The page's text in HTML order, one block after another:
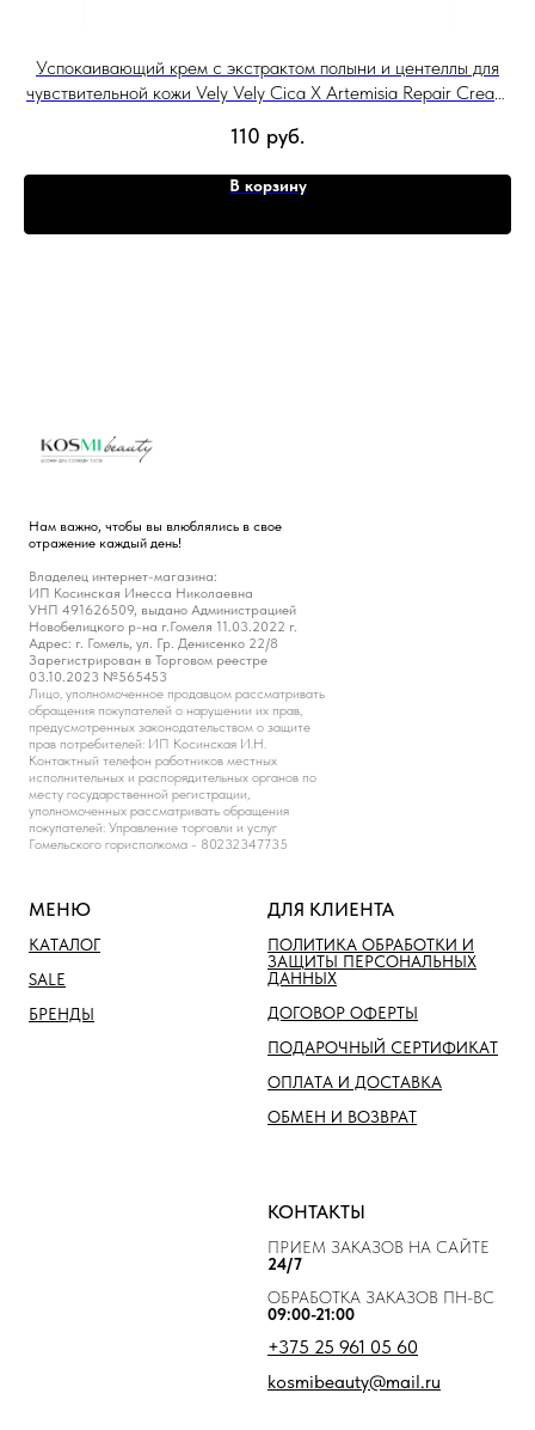
Успокаивающий крем с экстрактом полыни и центеллы для
чувствительной кожи Vely Vely Cica Х Artemisia Repair Cream
110 руб.
В корзину
Нам важно, чтобы вы влюблялись в свое
отражение каждый день!
Владелец интернет-магазина:
ИП Косинская Инесса Николаевна
УНП 491626509, выдано Администрацией
Новобелицкого р-на г.Гомеля 11.03.2022 г.
Адрес: г. Гомель, ул. Гр. Денисенко 22/8
Зарегистрирован в Торговом реестре
03.10.2023 №565453
Лицо, уполномоченное продавцом рассматривать
обращения покупателей о нарушении их прав,
предусмотренных законодательством о защите
прав потребителей: ИП Косинская И.Н.
Контактный телефон работников местных
исполнительных и распорядительных органов по
месту государственной регистрации,
уполномоченных рассматривать обращения
покупателей: Управление торговли и услуг
Гомельского горисполкома - 80232347735
МЕНЮ
КАТАЛОГ
SALE
БРЕНДЫ
ДЛЯ КЛИЕНТА
ПОЛИТИКА ОБРАБОТКИ И
ЗАЩИТЫ ПЕРСОНАЛЬНЫХ
ДАННЫХ
ДОГОВОР ОФЕРТЫ
ПОДАРОЧНЫЙ СЕРТИФИКАТ
ОПЛАТА И ДОСТАВКА
ОБМЕН И ВОЗВРАТ
КОНТАКТЫ
ПРИЕМ ЗАКАЗОВ НА САЙТЕ
24/7
ОБРАБОТКА ЗАКАЗОВ ПН-ВС
09:00-21:00
+375 25 961 05 60
kosmibeauty@mail.ru